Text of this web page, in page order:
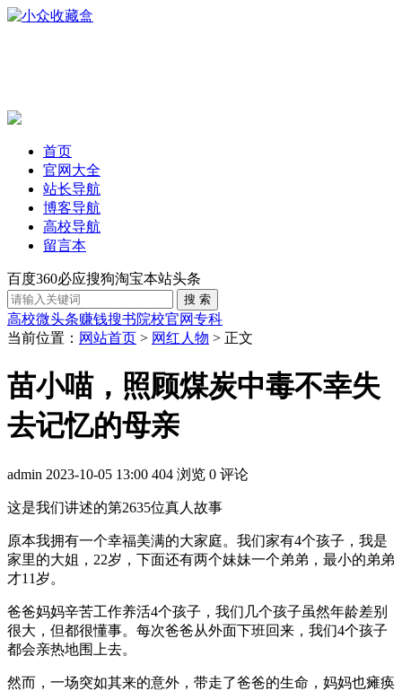
首页
官网大全
站长导航
博客导航
高校导航
留言本
百度360必应搜狗淘宝本站头条
高校微头条赚钱搜书院校官网专科
当前位置： 网站首页 > 网红人物 > 正文
苗小喵，照顾煤炭中毒不幸失
去记忆的母亲
admin 2023-10-05 13:00 404 浏览 0 评论
这是我们讲述的第2635位真人故事
原本我拥有一个幸福美满的大家庭。我们家有4个孩子，我是
家里的大姐，22岁，下面还有两个妹妹一个弟弟，最小的弟弟
才11岁。
爸爸妈妈辛苦工作养活4个孩子，我们几个孩子虽然年龄差别
很大，但都很懂事。每次爸爸从外面下班回来，我们4个孩子
都会亲热地围上去。
然而，一场突如其来的意外，带走了爸爸的生命，妈妈也瘫痪